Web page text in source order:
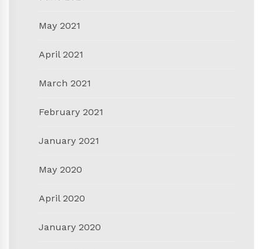
May 2021
April 2021
March 2021
February 2021
January 2021
May 2020
April 2020
January 2020